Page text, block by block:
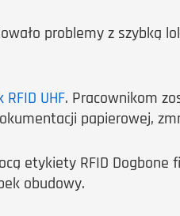
problemy z szybką
RFID UHF. Pracownikom
papierowej,
etykiety RFID
obudowy.